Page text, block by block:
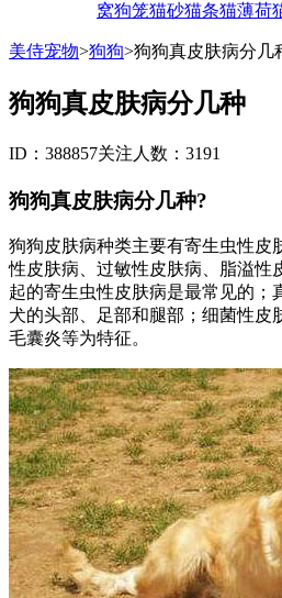
窝狗笼猫砂猫条猫薄荷
美侍宠物>狗狗>狗狗真皮肤病分几
狗狗真皮肤病分几种
ID：388857关注人数：3191
狗狗真皮肤病分几种?
狗狗皮肤病种类主要有寄生虫性皮
性皮肤病、过敏性皮肤病、脂溢性
起的寄生虫性皮肤病是最常见的；
犬的头部、足部和腿部；细菌性皮
毛囊炎等为特征。